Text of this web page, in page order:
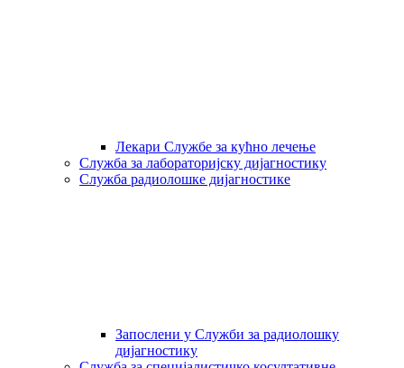
Лекари Службе за кућно лечење
Служба за лабораторијску дијагностику
Служба радиолошке дијагностике
Запослени у Служби за радиолошку
дијагностику